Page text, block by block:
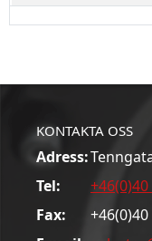
KONTAKTA OSS
Adress:
Tel:
Fax: